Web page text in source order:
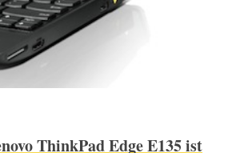
ThinkPad Edge E135 ist